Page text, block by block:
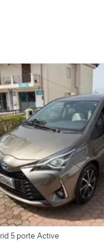
5 porte Active